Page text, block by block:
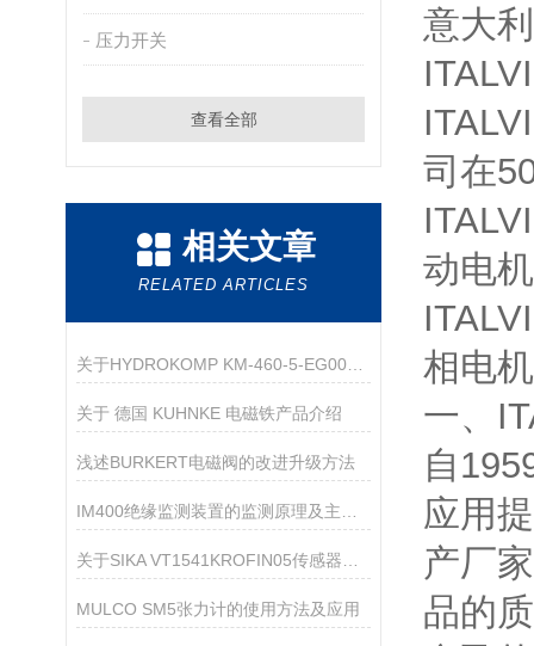
压力开关
查看全部
相关文章
RELATED ARTICLES
关于 德国 KUHNKE 电磁铁产品介绍
浅述BURKERT电磁阀的改进升级方法
MULCO SM5张力计的使用方法及应用
意大
司在
动电
相电
一、
自
应用
产厂
品的